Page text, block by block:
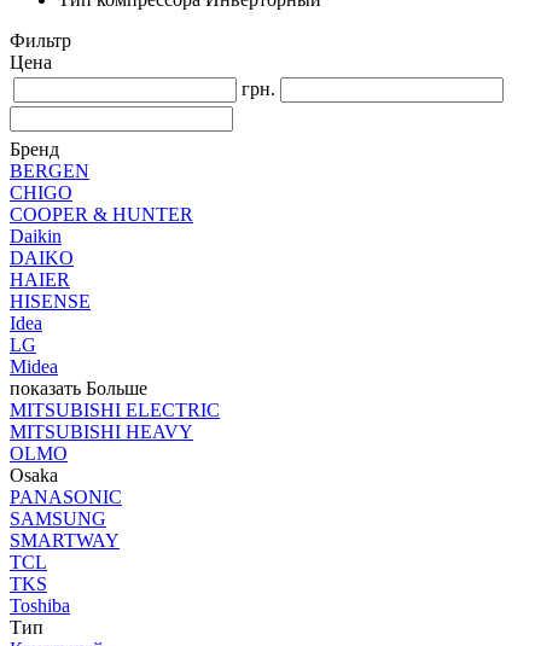
Фильтр
Цена
грн.
Бренд
BERGEN
CHIGO
COOPER & HUNTER
Daikin
DAIKO
HAIER
HISENSE
Idea
LG
Midea
показать Больше
MITSUBISHI ELECTRIC
MITSUBISHI HEAVY
OLMO
Osaka
PANASONIC
SAMSUNG
SMARTWAY
TCL
TKS
Toshiba
Тип